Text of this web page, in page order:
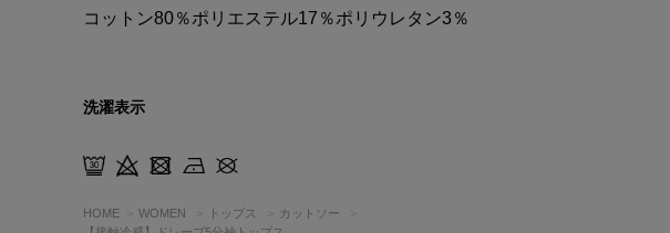
コットン80％ポリエステル17％ポリウレタン3％
洗濯表示
HOME WOMEN トップス
カットソー